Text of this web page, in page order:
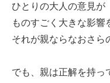
ひとりの大人の意見が
ものすごく大きな影響
それが親ならなおさら
でも、親は正解を持っ